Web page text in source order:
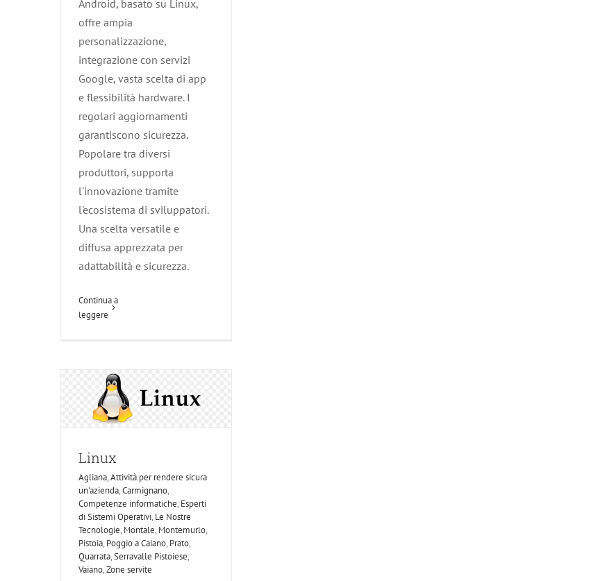
Android, basato su Linux,
offre ampia
personalizzazione,
integrazione con servizi
Google, vasta scelta di app
e flessibilità hardware. I
regolari aggiornamenti
garantiscono sicurezza.
Popolare tra diversi
produttori, supporta
l'innovazione tramite
l'ecosistema di sviluppatori.
Una scelta versatile e
diffusa apprezzata per
adattabilità e sicurezza.
Continua a
leggere
Agliana
Tecnologie
Pistoia Poggio a Caiano Prato
Quarrata
Serravalle Pistoiese Vaiano
Zone servite
Linux
Agliana,Attività per rendere sicura
un'azienda,Carmignano,
Competenze informatiche, Esperti
di Sistemi Operativi, Le Nostre
Tecnologie, Montale, Montemurlo,
Pistoia, Poggio a Caiano, Prato,
Quarrata,Serravalle Pistoiese,
Vaiano,Zone servite